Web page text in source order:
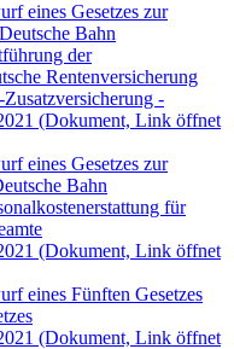
eines Gesetzes zur
Bahn
der
Rentenversicherung
-
(Dokument, Link öffnet
eines Gesetzes zur
Bahn
für
(Dokument, Link öffnet
eines Fünften Gesetzes
(Dokument, Link öffnet